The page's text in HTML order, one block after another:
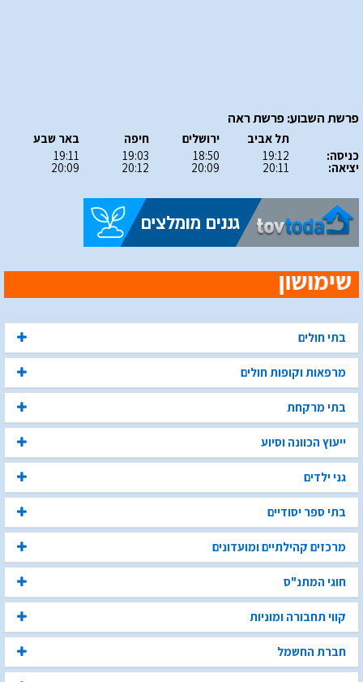
פרשת השבוע: פרשת ראה
כניסה:
יציאה:
תל אביב
19:12
20:11
ירושלים
18:50
20:09
חיפה
19:03
20:12
באר שבע
19:11
20:09
בתי חולים
מרפאות וקופות חולים
בתי מרקחת
ייעוץ הכוונה וסיוע
גני ילדים
בתי ספר יסודיים
מרכזים קהילתיים ומועדונים
חוגי המתנ"ס
קווי תחבורה ומוניות
חברת החשמל